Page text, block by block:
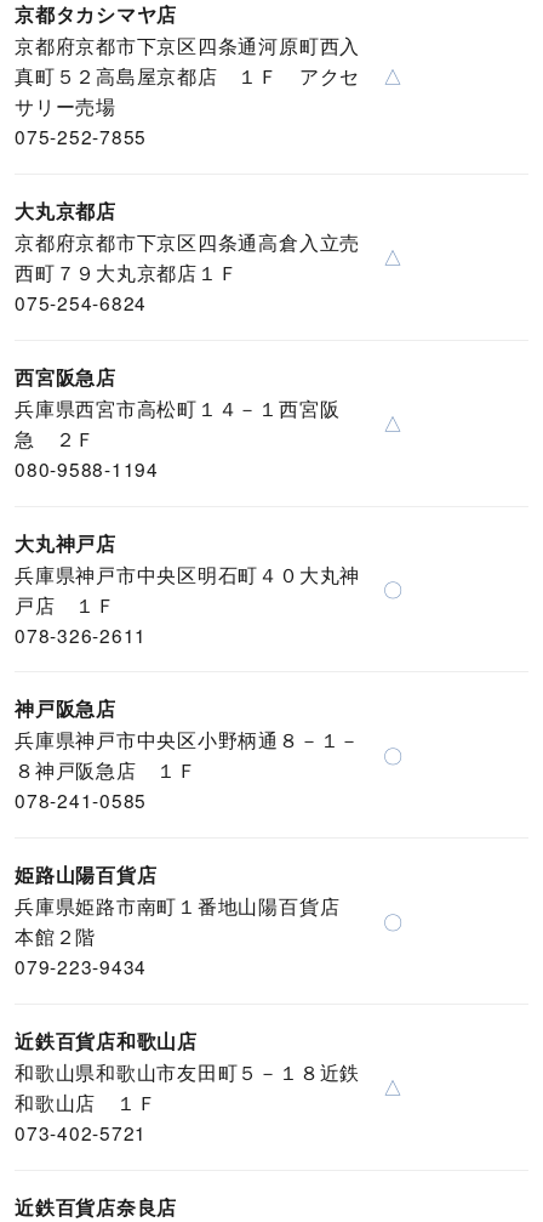
京都タカシマヤ店
京都府京都市下京区四条通河原町西入
真町５２高島屋京都店 １Ｆ アクセ
サリー売場
075-252-7855
△
大丸京都店
京都府京都市下京区四条通高倉入立売
西町７９大丸京都店１Ｆ
075-254-6824
△
西宮阪急店
兵庫県西宮市高松町１４－１西宮阪
急 ２Ｆ
080-9588-1194
△
大丸神戸店
兵庫県神戸市中央区明石町４０大丸神
戸店 １Ｆ
078-326-2611
〇
神戸阪急店
兵庫県神戸市中央区小野柄通８－１－
８神戸阪急店 １Ｆ
078-241-0585
〇
姫路山陽百貨店
兵庫県姫路市南町１番地山陽百貨店
本館２階
079-223-9434
〇
近鉄百貨店和歌山店
和歌山県和歌山市友田町５－１８近鉄
和歌山店 １Ｆ
073-402-5721
△
近鉄百貨店奈良店